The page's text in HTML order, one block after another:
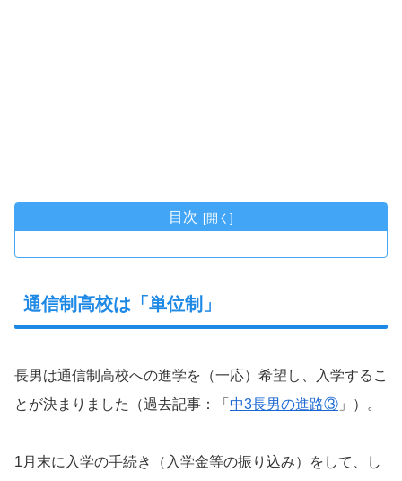
目次
通信制高校は「単位制」
長男は通信制高校への進学を（一応）希望し、入学するこ
とが決まりました（過去記事：「 中3長男の進路③ 」）。
1月末に入学の手続き（入学金等の振り込み）をして、し